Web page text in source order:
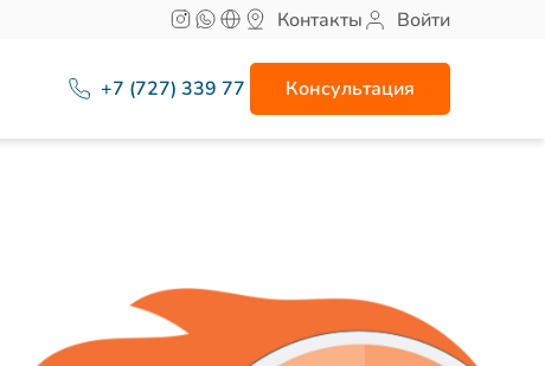
Контакты Войти
+7 (727) 339 77 77 Консультация